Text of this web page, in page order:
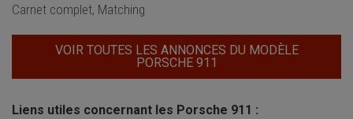
Carnet complet, Matching
VOIR TOUTES LES ANNONCES DU MODÈLE
PORSCHE 911
Liens utiles concernant les Porsche 911 :